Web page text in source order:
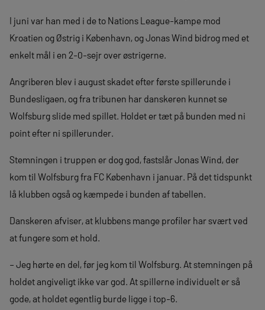
I juni var han med i de to Nations League-kampe mod
Kroatien og Østrig i København, og Jonas Wind bidrog med et
enkelt mål i en 2-0-sejr over østrigerne.
Angriberen blev i august skadet efter første spillerunde i
Bundesligaen, og fra tribunen har danskeren kunnet se
Wolfsburg slide med spillet. Holdet er tæt på bunden med ni
point efter ni spillerunder.
Stemningen i truppen er dog god, fastslår Jonas Wind, der
kom til Wolfsburg fra FC København i januar. På det tidspunkt
lå klubben også og kæmpede i bunden af tabellen.
Danskeren afviser, at klubbens mange profiler har svært ved
at fungere som et hold.
– Jeg hørte en del, før jeg kom til Wolfsburg. At stemningen på
holdet angiveligt ikke var god. At spillerne individuelt er så
gode, at holdet egentlig burde ligge i top-6.